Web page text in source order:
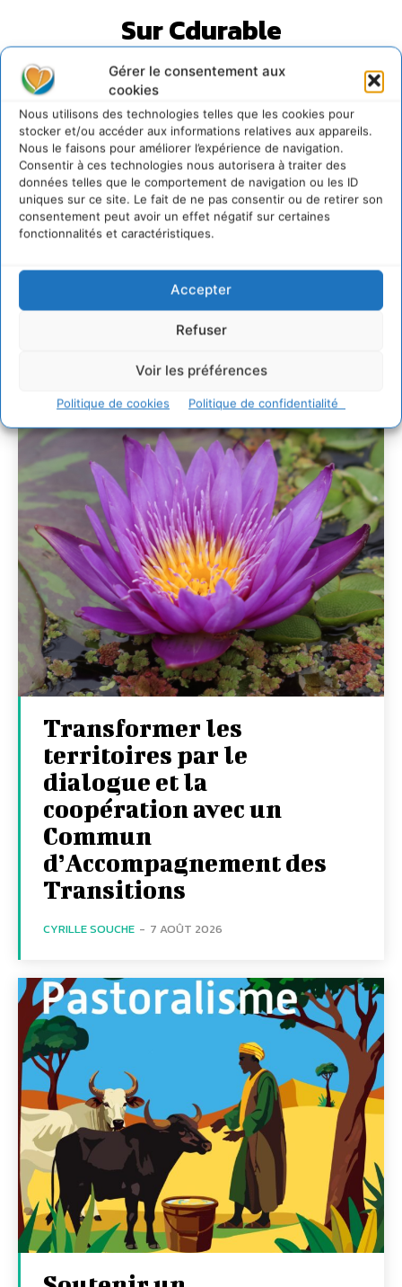
Gérer le consentement aux
cookies
Nous utilisons des technologies telles que les cookies pour
stocker et/ou accéder aux informations relatives aux appareils.
Nous le faisons pour améliorer l’expérience de navigation.
Consentir à ces technologies nous autorisera à traiter des
données telles que le comportement de navigation ou les ID
uniques sur ce site. Le fait de ne pas consentir ou de retirer son
consentement peut avoir un effet négatif sur certaines
fonctionnalités et caractéristiques.
Accepter
Refuser
Voir les préférences
Politique de cookies Politique de confidentialité
Sur Cdurable
Comment le sol français a perdu sa mémoire
hydrique et déréglé tout le territoire (2020-2026)
2 août 2026
Développer notre attention aux espèces vivantes
non humaines avec les communs de Zoepolis
30 juillet 2026
Un kit citoyen pour lever les freins au
développement des forêts comestibles dans nos
villes
L’éco-anxiété informe et l’éco-lucidité transforme
28 juillet 2026
7 indicateurs pour des villes résilientes et durables,
Transformer les
territoires par le
dialogue et la
coopération avec un
Commun
d’Accompagnement des
Transitions
CYRILLE SOUCHE - 7 AOÛT 2026